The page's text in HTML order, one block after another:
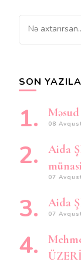
Bir
şey
SON
08
Aida
07
Aida
07